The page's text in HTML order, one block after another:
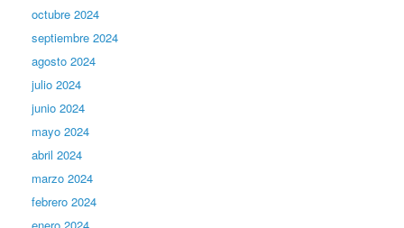
octubre 2024
septiembre 2024
agosto 2024
julio 2024
junio 2024
mayo 2024
abril 2024
marzo 2024
febrero 2024